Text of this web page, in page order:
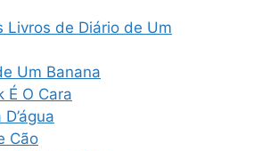
Livros de Diário de Um
Um Banana
É O Cara
Cão